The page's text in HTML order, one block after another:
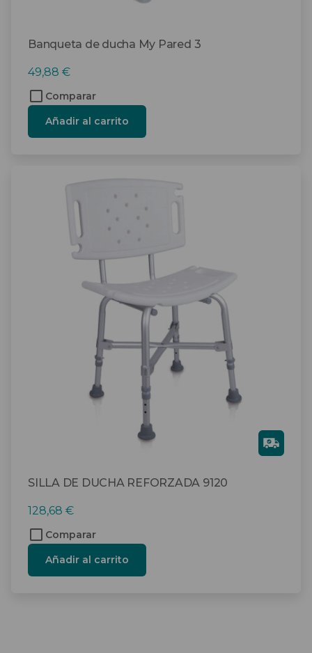
Banqueta de ducha My Pared 3
49,88 €
Comparar
Añadir al carrito
SILLA DE DUCHA REFORZADA 9120
Gra
tis
128,68 €
Comparar
Añadir al carrito